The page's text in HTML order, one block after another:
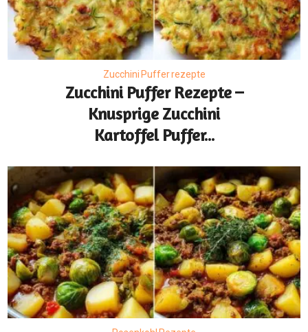
Zucchini Puffer rezepte
Zucchini Puffer Rezepte –
Knusprige Zucchini
Kartoffel Puffer...